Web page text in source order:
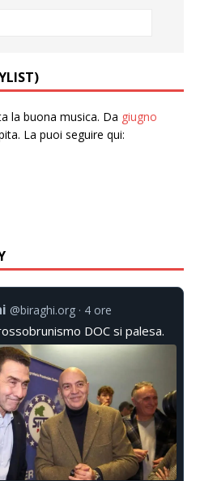
la buona musica. Da giugno
La puoi seguire qui:
@biraghi.org 4 ore
DOC si palesa.